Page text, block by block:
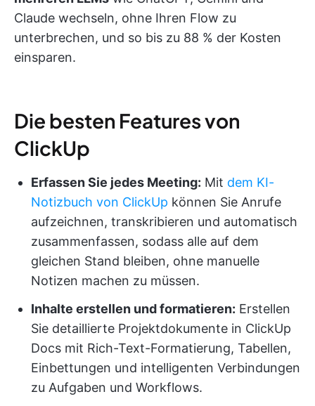
Claude wechseln, ohne Ihren Flow zu
unterbrechen, und so bis zu 88 % der Kosten
einsparen.
Die besten Features von
ClickUp
Erfassen Sie jedes Meeting: Mit dem KI-
Notizbuch von ClickUp können Sie Anrufe
aufzeichnen, transkribieren und automatisch
zusammenfassen, sodass alle auf dem
gleichen Stand bleiben, ohne manuelle
Notizen machen zu müssen.
Inhalte erstellen und formatieren: Erstellen
Sie detaillierte Projektdokumente in ClickUp
Docs mit Rich-Text-Formatierung, Tabellen,
Einbettungen und intelligenten Verbindungen
zu Aufgaben und Workflows.